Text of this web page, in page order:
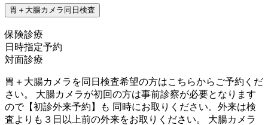
胃＋大腸カメラ同日検査
保険診療
日時指定予約
対面診療
胃＋大腸カメラを同日検査希望の方はこちらからご予約くだ
さい。 大腸カメラが初回の方は事前診察が必要となります
ので【初診外来予約】も 同時にお取りください。外来は検
査よりも３日以上前の外来をお取りください。 大腸カメラ